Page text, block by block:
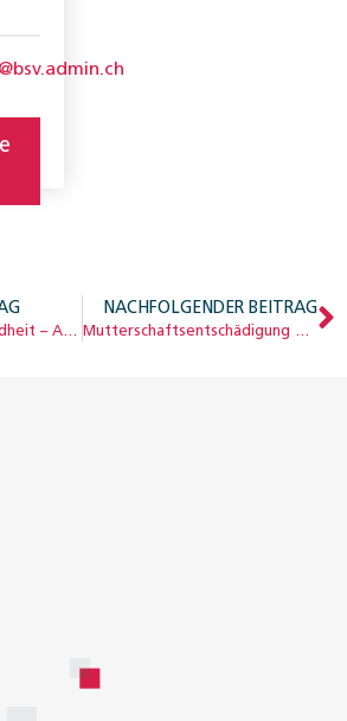
Politik der frühen Kindheit – Auslegeordnung und Ausblick
NACHFOLGENDER BEITRAG
Mutterschaftsentschädigung bei längerem Spitalaufenthalt des Neugeborenen